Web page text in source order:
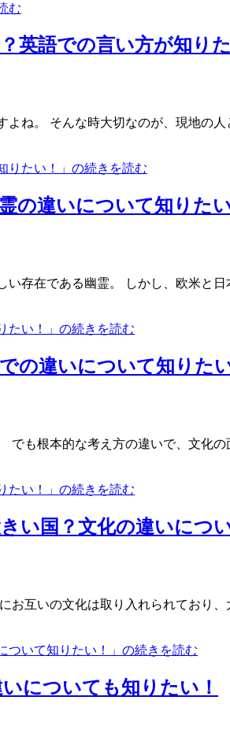
む
英語での言い方が知りた
ね。 そんな時大切なのが、現地の
りたい！」の続きを読む
の違いについて知りたい
存在である幽霊。 しかし、欧米と
たい！」の続きを読む
の違いについて知りた
でも根本的な考え方の違いで、文化
たい！」の続きを読む
い国？文化の違いにつ
互いの文化は取り入れられており
ついて知りたい！」の続きを読む
についても知りたい！